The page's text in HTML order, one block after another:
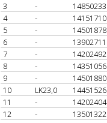
3
- 14850233
4
- 14151710
5
- 14501878
6
- 13902711
7
- 14202492
8
- 14351056
9
- 14501880
10
LK23,0 14451526
11
- 14202404
12
- 13501322